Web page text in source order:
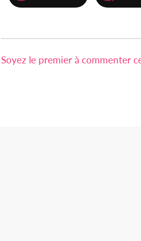
Soyez le premier à commenter